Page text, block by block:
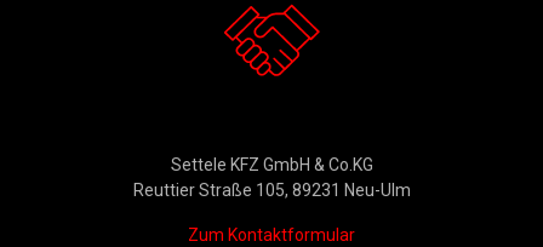
Settele KFZ GmbH & Co.KG
Reuttier Straße 105, 89231 Neu-Ulm
Zum Kontaktformular